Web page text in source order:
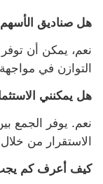
هل صناديق الأسهم
نعم، يمكن أن
التوازن في
هل يمكنني
نعم. يوفر الجمع
الاستقرار من
كيف أعرف كم يجب